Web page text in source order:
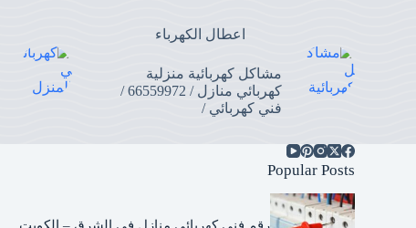
اعطال الكهرباء
مشاكل كهربائية منزلية
كهربائي منازل / 66559972 /
فني كهربائي /
Popular Posts
رقم فني كهربائي منازل في الشرق – الكويت